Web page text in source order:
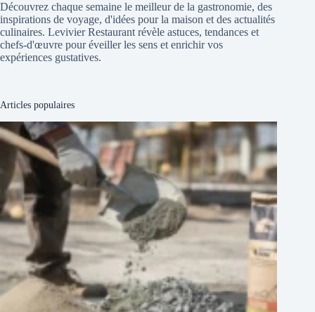
Découvrez chaque semaine le meilleur de la gastronomie, des
inspirations de voyage, d'idées pour la maison et des actualités
culinaires. Levivier Restaurant révèle astuces, tendances et
chefs-d'œuvre pour éveiller les sens et enrichir vos
expériences gustatives.
Articles populaires